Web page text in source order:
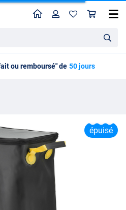
HomeProfil
ou remboursé" de 50 jours
Sac pour waders/bottes Spro TBX EVA Box Boot Bag
épuisé